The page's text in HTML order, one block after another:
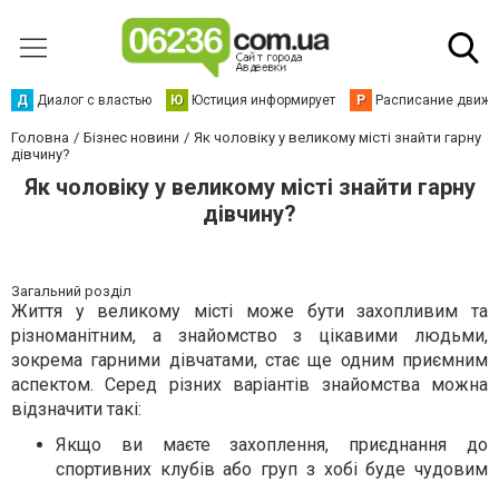
Д Диалог с властью Ю Юстиция информирует Р Расписание
Головна Бізнес новини
Як чоловіку у великому місті знайти гарну
дівчину?
Як чоловіку у великому місті знайти гарну
дівчину?
Загальний розділ
Життя у великому місті може бути захопливим та
різноманітним, а знайомство з цікавими людьми,
зокрема гарними дівчатами, стає ще одним приємним
аспектом. Серед різних варіантів знайомства можна
відзначити такі:
Якщо ви маєте захоплення, приєднання до
спортивних клубів або груп з хобі буде чудовим